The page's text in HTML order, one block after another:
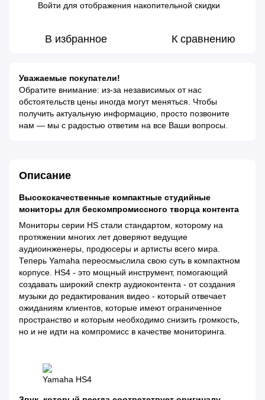
Войти для отображения накопительной скидки
В избранное К сравнению
Уважаемые покупатели!
Обратите внимание: из-за независимых от нас
обстоятельств цены иногда могут меняться. Чтобы
получить актуальную информацию, просто позвоните
нам — мы с радостью ответим на все Ваши вопросы.
Описание
Высококачественные компактные студийные
мониторы для бескомпромиссного творца контента
Мониторы серии HS стали стандартом, которому на
протяжении многих лет доверяют ведущие
аудиоинженеры, продюсеры и артисты всего мира.
Теперь Yamaha переосмыслила свою суть в компактном
корпусе. HS4 - это мощный инструмент, помогающий
создавать широкий спектр аудиоконтента - от создания
музыки до редактирования видео - который отвечает
ожиданиям клиентов, которые имеют ограниченное
пространство и которым необходимо снизить громкость,
но и не идти на компромисс в качестве мониторинга.
Yamaha HS4